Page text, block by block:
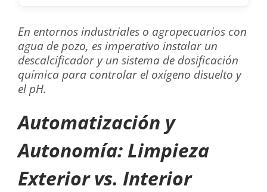
En entornos industriales o agropecuarios con
agua de pozo, es imperativo instalar un
descalcificador y un sistema de dosificación
química para controlar el oxígeno disuelto y
el pH.
Automatización y
Autonomía: Limpieza
Exterior vs. Interior